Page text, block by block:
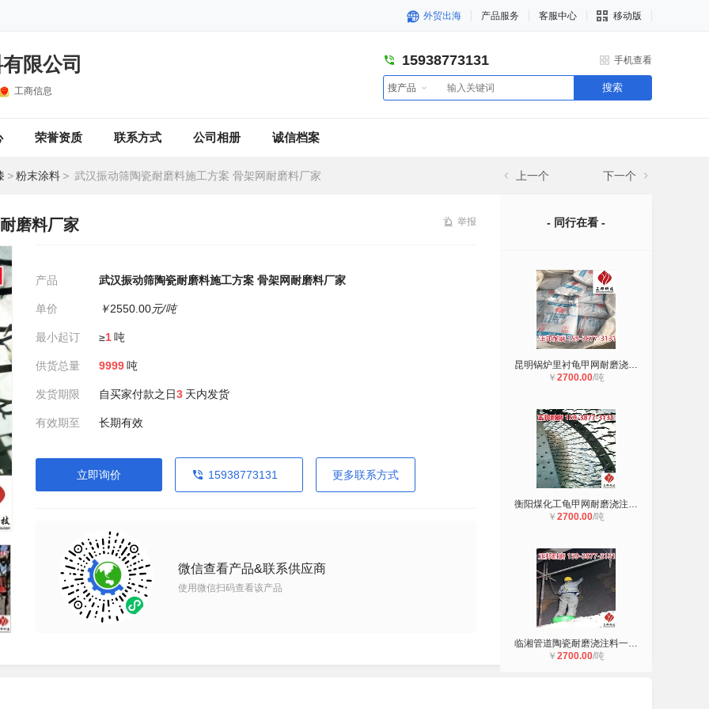
外贸出海 产品服务 客服中心 移动版
限公司
工商信息
15938773131 手机查看
搜产品 搜索
荣誉资质 联系方式 公司相册 诚信档案
>粉末涂料 > 武汉振动筛陶瓷耐磨料施工方案 骨架网耐磨料厂家 上一个 下一个
磨料厂家 举报
产品 武汉振动筛陶瓷耐磨料施工方案 骨架网耐磨料厂家
单价 ￥2550.00元/吨
最小起订 ≥1吨
供货总量 9999吨
发货期限 自买家付款之日3 天内发货
有效期至 长期有效
立即询价 15938773131 更多联系方式
微信查看产品&联系供应商
使用微信扫码查看该产品
- 同行在看 -
昆明锅炉里衬龟甲网耐磨浇注料使用方
￥ 2700.00/吨
衡阳煤化工龟甲网耐磨浇注料施工工艺
￥ 2700.00/吨
临湘管道陶瓷耐磨浇注料一涂一抹 龟
￥ 2700.00/吨